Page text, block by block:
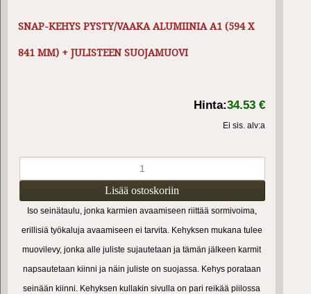
SNAP-KEHYS PYSTY/VAAKA ALUMIINIA A1 (594 X
841 MM) + JULISTEEN SUOJAMUOVI
Hinta:34.53 €
Ei sis. alv:a
Iso seinätaulu, jonka karmien avaamiseen riittää sormivoima,
erillisiä työkaluja avaamiseen ei tarvita. Kehyksen mukana tulee
muovilevy, jonka alle juliste sujautetaan ja tämän jälkeen karmit
napsautetaan kiinni ja näin juliste on suojassa. Kehys porataan
seinään kiinni. Kehyksen kullakin sivulla on pari reikää piilossa